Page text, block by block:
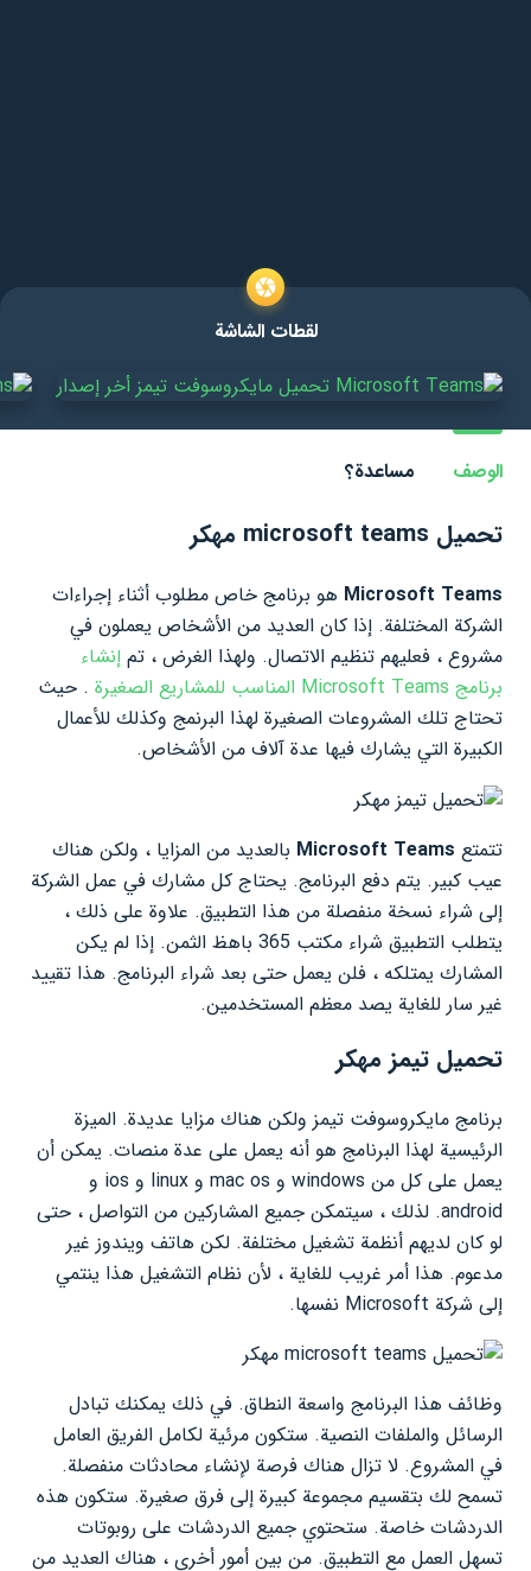
لقطات الشاشة
الوصف مساعدة؟
تحميل microsoft teams مهكر
Microsoft Teams
هو برنامج خاص مطلوب أثناء إجراءات
الشركة المختلفة. إذا كان العديد من الأشخاص يعملون في
مشروع ، فعليهم تنظيم الاتصال. ولهذا الغرض ، تم إنشاء
برنامج Microsoft Teams المناسب للمشاريع الصغيرة
. حيث
تحتاج تلك المشروعات الصغيرة لهذا البرنمج وكذلك للأعمال
الكبيرة التي يشارك فيها عدة آلاف من الأشخاص.
تتمتع Microsoft Teams بالعديد من المزايا ، ولكن هناك
عيب كبير. يتم دفع البرنامج. يحتاج كل مشارك في عمل الشركة
إلى شراء نسخة منفصلة من هذا التطبيق. علاوة على ذلك ،
يتطلب التطبيق شراء مكتب 365 باهظ الثمن. إذا لم يكن
المشارك يمتلكه ، فلن يعمل حتى بعد شراء البرنامج. هذا تقييد
غير سار للغاية يصد معظم المستخدمين.
تحميل تيمز مهكر
برنامج مايكروسوفت تيمز ولكن هناك مزايا عديدة. الميزة
الرئيسية لهذا البرنامج هو أنه يعمل على عدة منصات. يمكن أن
يعمل على كل من windows و mac os و linux و ios و
android. لذلك ، سيتمكن جميع المشاركين من التواصل ، حتى
لو كان لديهم أنظمة تشغيل مختلفة. لكن هاتف ويندوز غير
مدعوم. هذا أمر غريب للغاية ، لأن نظام التشغيل هذا ينتمي
إلى شركة Microsoft نفسها.
وظائف هذا البرنامج واسعة النطاق. في ذلك يمكنك تبادل
الرسائل والملفات النصية. ستكون مرئية لكامل الفريق العامل
في المشروع. لا تزال هناك فرصة لإنشاء محادثات منفصلة.
تسمح لك بتقسيم مجموعة كبيرة إلى فرق صغيرة. ستكون هذه
الدردشات خاصة. ستحتوي جميع الدردشات على روبوتات
تسهل العمل مع التطبيق. من بين أمور أخرى ، هناك العديد من